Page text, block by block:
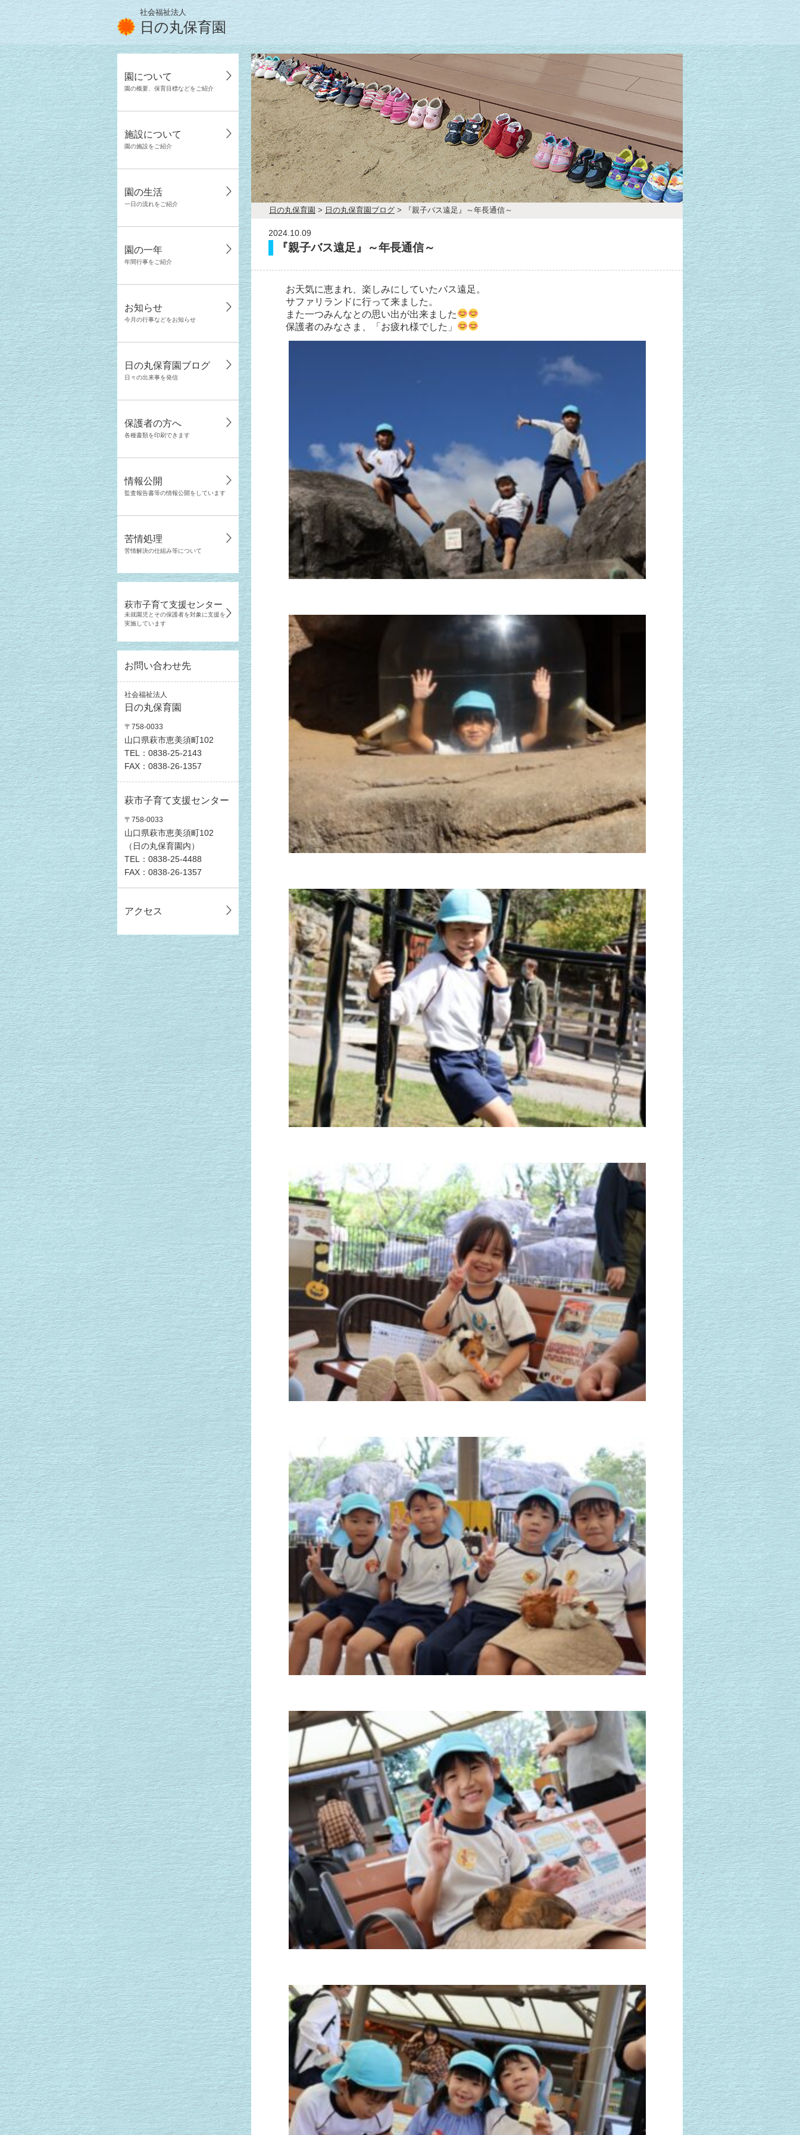
社会福祉法人
日の丸保育園
園について
園の概要、保育目標などをご紹介
施設について
園の施設をご紹介
園の生活
一日の流れをご紹介
園の一年
年間行事をご紹介
お知らせ
今月の行事などをお知らせ
日の丸保育園ブログ
日々の出来事を発信
保護者の方へ
各種書類を印刷できます
情報公開
監査報告書等の情報公開をしています
苦情処理
苦情解決の仕組み等について
萩市子育て支援センター
未就園児とその保護者を対象に支援を
実施しています
お問い合わせ先
社会福祉法人
日の丸保育園
〒758-0033
山口県萩市恵美須町102
TEL：0838-25-2143
FAX：0838-26-1357
萩市子育て支援センター
〒758-0033
山口県萩市恵美須町102
（日の丸保育園内）
TEL：0838-25-4488
FAX：0838-26-1357
アクセス
日の丸保育園 > 日の丸保育園ブログ > 『親子バス遠足』～年長通信～
2024.10.09
『親子バス遠足』～年長通信～
お天気に恵まれ、楽しみにしていたバス遠足。
サファリランドに行って来ました。
また一つみんなとの思い出が出来ました
保護者のみなさま、「お疲れ様でした」